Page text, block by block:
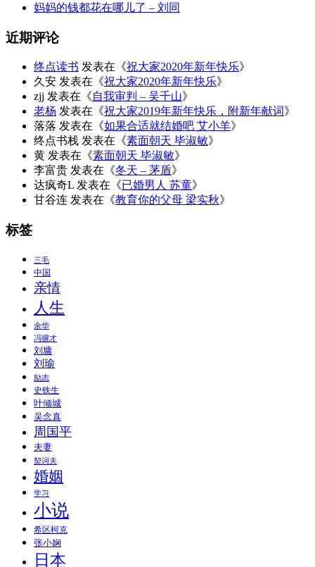
妈妈的钱都花在哪儿了 – 刘同
近期评论
终点读书 发表在《祝大家2020年新年快乐》
久安 发表在《祝大家2020年新年快乐》
zjj 发表在《自我审判 – 吴千山》
老杨 发表在《祝大家2019年新年快乐，附新年献词》
落落 发表在《如果合适就结婚吧 艾小羊》
终点书栈 发表在《素面朝天 毕淑敏》
黄 发表在《素面朝天 毕淑敏》
李富贵 发表在《冬天 – 茅盾》
达疯奇L 发表在《已婚男人 苏童》
甘谷连 发表在《教育你的父母 梁实秋》
标签
三毛
中国
亲情
人生
余华
冯骥才
刘墉
刘瑜
励志
史铁生
叶倾城
吴念真
周国平
夫妻
契诃夫
婚姻
学习
小说
希区柯克
张小娴
日本